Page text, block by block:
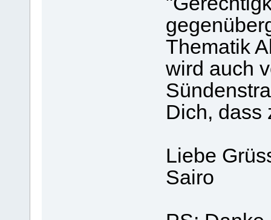
Thematik
wird auch
Dich, dass
Liebe
Sairo